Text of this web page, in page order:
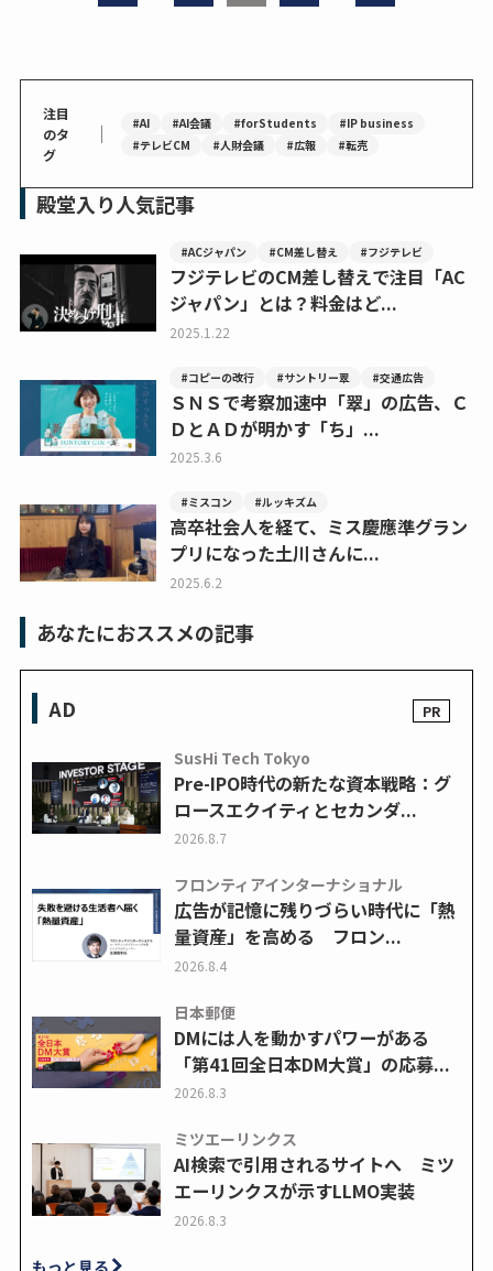
注目
のタ
グ
｜ #AI #AI会議 #forStudents
#IP business
#テレビCM
#人財会議 #広報 #転売
殿堂入り人気記事
#ACジャパン #CM差し替え #フジテレビ
フジテレビのCM差し替えで注目「AC
ジャパン」とは？料金はど...
2025.1.22
#コピーの改行 #サントリー翠 #交通広告
ＳＮＳで考察加速中「翠」の広告、Ｃ
ＤとＡＤが明かす「ち」...
2025.3.6
#ミスコン #ルッキズム
高卒社会人を経て、ミス慶應準グラン
プリになった土川さんに...
2025.6.2
あなたにおススメの記事
AD
SusHi Tech Tokyo
Pre-IPO時代の新たな資本戦略：グ
ロースエクイティとセカンダ...
2026.8.7
フロンティアインターナショナル
広告が記憶に残りづらい時代に「熱
量資産」を高める フロン...
2026.8.4
日本郵便
DMには人を動かすパワーがある
「第41回全日本DM大賞」の応募...
2026.8.3
ミツエーリンクス
AI検索で引用されるサイトへ ミツ
エーリンクスが示すLLMO実装
2026.8.3
もっと見る